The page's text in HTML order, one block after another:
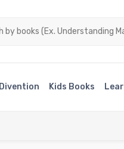
Divention Kids Books